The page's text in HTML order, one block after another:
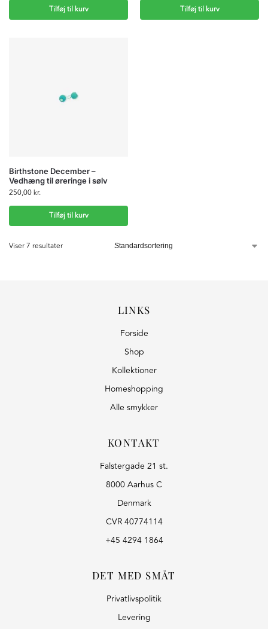
Tilføj til kurv
Tilføj til kurv
Birthstone December –
Vedhæng til øreringe i sølv
250,00kr.
Tilføj til kurv
Viser 7 resultater
LINKS
Forside
Shop
Kollektioner
Homeshopping
Alle smykker
KONTAKT
Falstergade 21 st.
8000 Aarhus C
Denmark
CVR 40774114
+45 4294 1864
DET MED SMÅT
Privatlivspolitik
Levering